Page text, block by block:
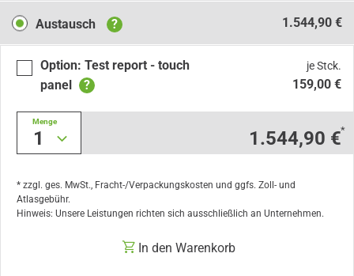
Austausch
Austausch ? 1.544,90 €
Option: Test report - touch
panel
?
je Stck.
159,00 €
1
Menge
1.544,90 €*
* zzgl. ges. MwSt., Fracht-/Verpackungskosten und ggfs. Zoll- und
Atlasgebühr.
Hinweis: Unsere Leistungen richten sich ausschließlich an Unternehmen.
In den Warenkorb